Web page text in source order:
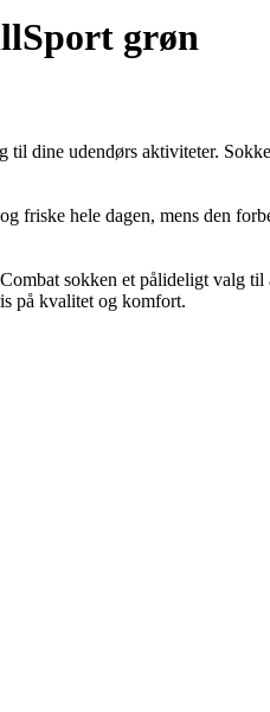
grøn
dine udendørs aktiviteter.
friske hele dagen, mens den
sokken et pålideligt valg
på kvalitet og komfort.